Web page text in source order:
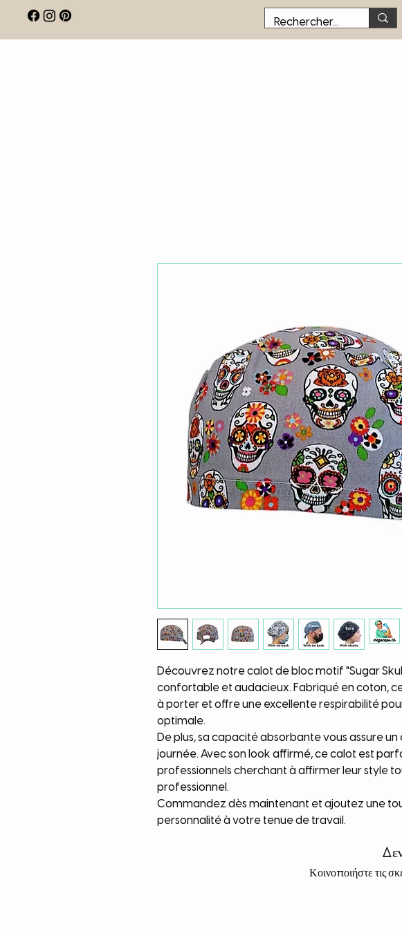
Découvrez notre calot de bloc motif "Sugar
confortable et audacieux. Fabriqué en coton,
à porter et offre une excellente respirabilité
optimale.
De plus, sa capacité absorbante vous assure
journée. Avec son look affirmé, ce calot est
professionnels cherchant à affirmer leur style
professionnel.
Commandez dès maintenant et ajoutez une
personnalité à votre tenue de travail.
Κοινοποιήστε τις